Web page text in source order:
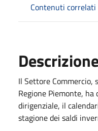
Contenuti correlati
Il Settore Commercio,
Regione Piemonte,
dirigenziale, il
stagione dei saldi